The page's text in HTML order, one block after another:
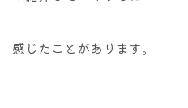
感じたことがあります。